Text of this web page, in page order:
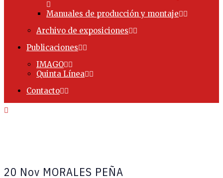
Manuales de producción y montaje
Archivo de exposiciones
Publicaciones
IMAGO
Quinta Línea
Contacto
20 Nov MORALES PEÑA